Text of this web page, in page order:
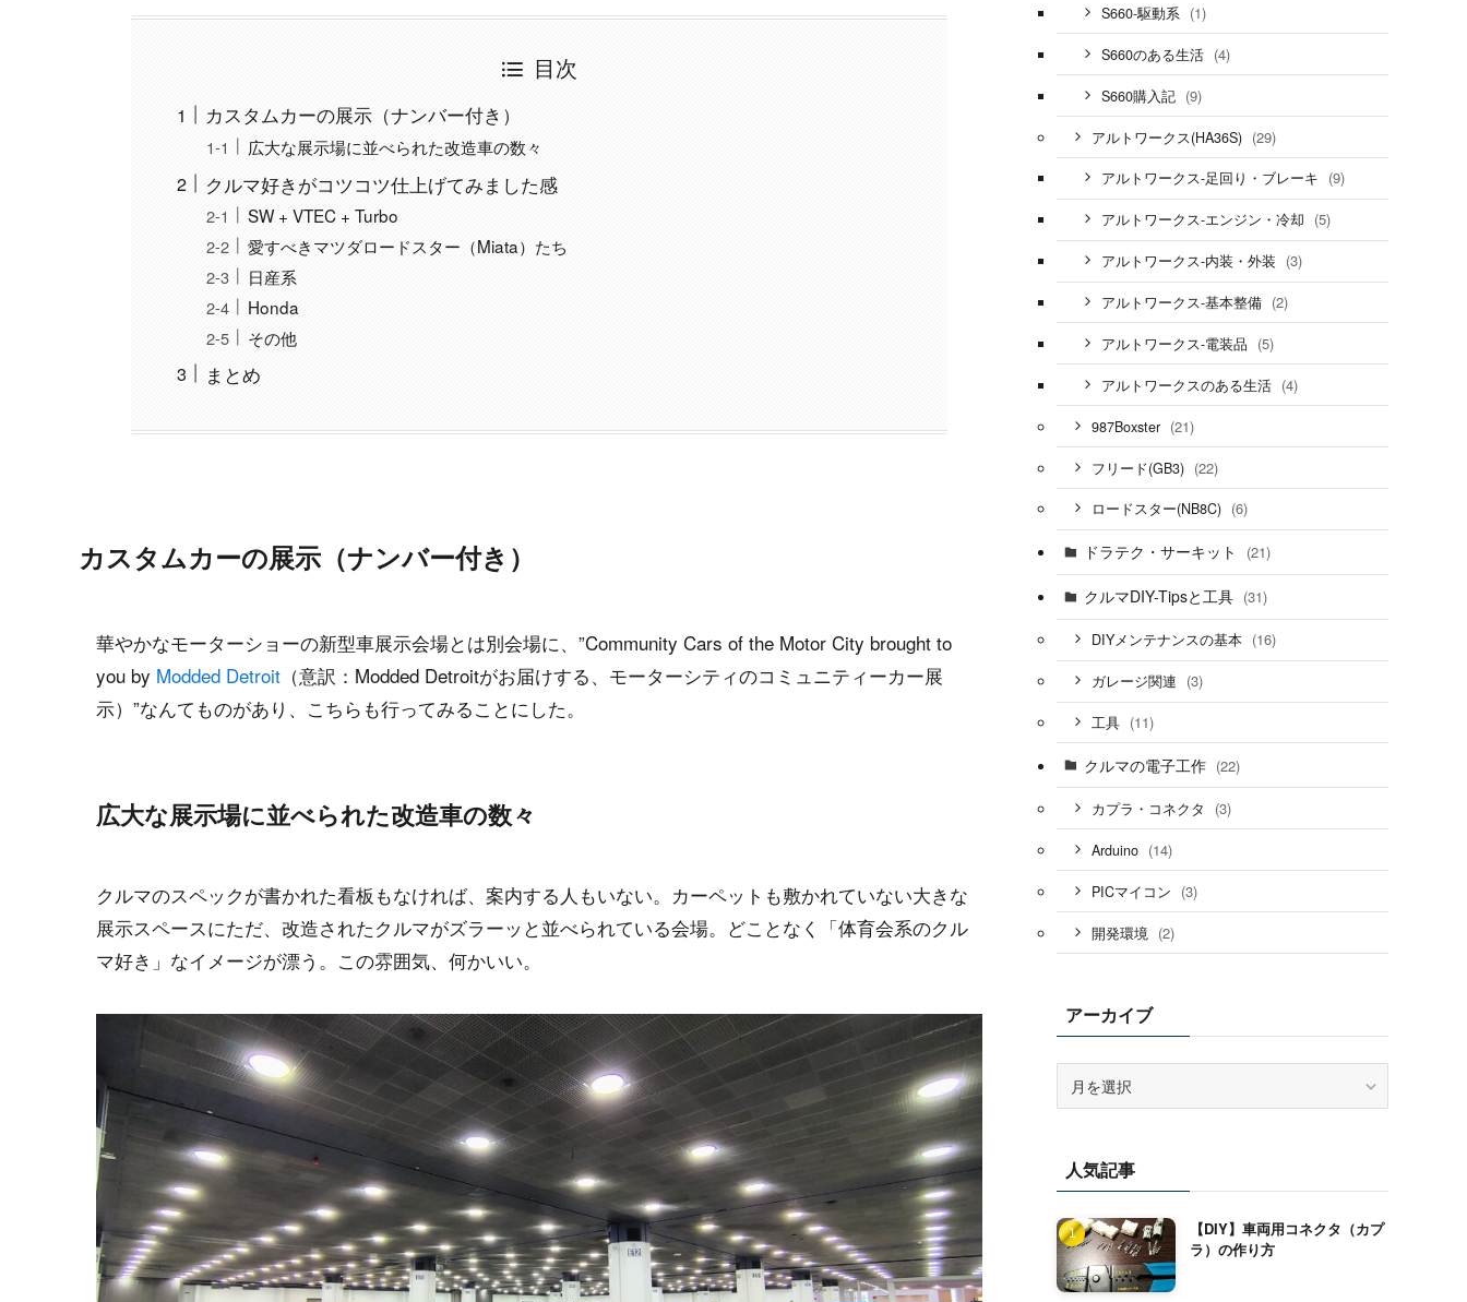
目次
カスタムカーの展示（ナンバー付き）
広大な展示場に並べられた改造車の数々
クルマ好きがコツコツ仕上げてみました感
SW + VTEC + Turbo
愛すべきマツダロードスター（Miata）たち
日産系
Honda
その他
まとめ
カスタムカーの展示（ナンバー付き）
華やかなモーターショーの新型車展示会場とは別会場に、”Community Cars of the Motor City brought to
you by Modded Detroit （意訳：Modded Detroitがお届けする、モーターシティのコミュニティーカー展
示）”なんてものがあり、こちらも行ってみることにした。
広大な展示場に並べられた改造車の数々
クルマのスペックが書かれた看板もなければ、案内する人もいない。カーペットも敷かれていない大きな
展示スペースにただ、改造されたクルマがズラーッと並べられている会場。どことなく「体育会系のクル
マ好き」なイメージが漂う。この雰囲気、何かいい。
S660-駆動系 (1)
S660のある生活 (4)
S660購入記 (9)
アルトワークス(HA36S) (29)
アルトワークス-足回り・ブレーキ (9)
アルトワークス-エンジン・冷却 (5)
アルトワークス-内装・外装 (3)
アルトワークス-基本整備 (2)
アルトワークス-電装品 (5)
アルトワークスのある生活 (4)
987Boxster (21)
フリード(GB3) (22)
ロードスター(NB8C) (6)
ドラテク・サーキット (21)
クルマDIY-Tipsと工具 (31)
DIYメンテナンスの基本 (16)
ガレージ関連 (3)
工具 (11)
クルマの電子工作 (22)
カプラ・コネクタ (3)
Arduino (14)
PICマイコン (3)
開発環境 (2)
アーカイブ
ブ人気記事
【DIY】車両用コネクタ（カプ
ラ）の作り方